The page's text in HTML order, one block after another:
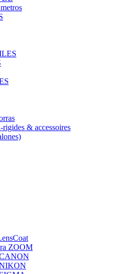
& accessoires
ZOOM
NIKON